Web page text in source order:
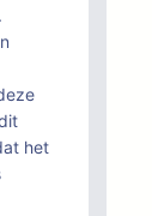
het